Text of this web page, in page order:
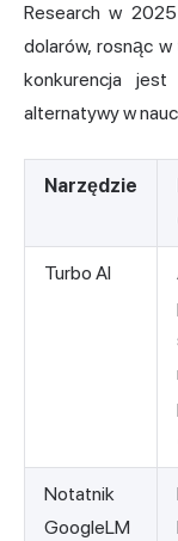
Research w 2025
dolarów, rosnąc w
konkurencja
alternatywy w
Narzędzie
Turbo AI
Notatnik
GoogleLM